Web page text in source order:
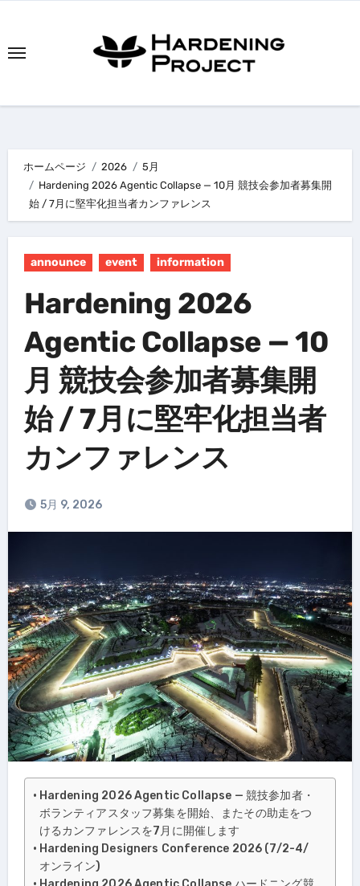
を
ホームページ 2026
5月
Hardening 2026 Agentic Collapse — 10月 競技会参加者募集開
始 / 7月に堅牢化担当者カンファレンス
announce event information
Hardening 2026
Agentic Collapse — 10
月 競技会参加者募集開
始 / 7月に堅牢化担当者
カンファレンス
5月 9, 2026
Hardening 2026 Agentic Collapse — 競技参加者・
ボランティアスタッフ募集を開始、またその助走をつ
けるカンファレンスを7月に開催します
Hardening Designers Conference 2026 (7/2-4/
オンライン)
Hardening 2026 Agentic Collapse ハードニング競